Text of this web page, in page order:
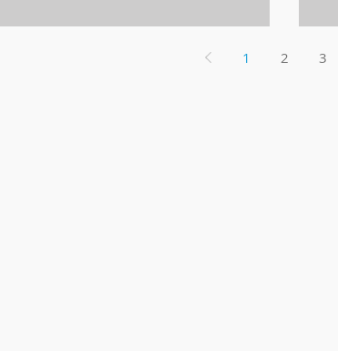
ではhotpepperやOZからのご予約でも人気の
わ
1
2 3